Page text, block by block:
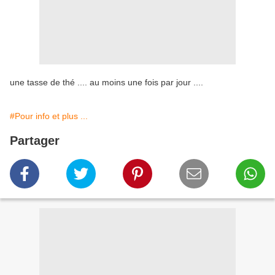
une tasse de thé .... au moins une fois par jour ....
#Pour info et plus ...
Partager